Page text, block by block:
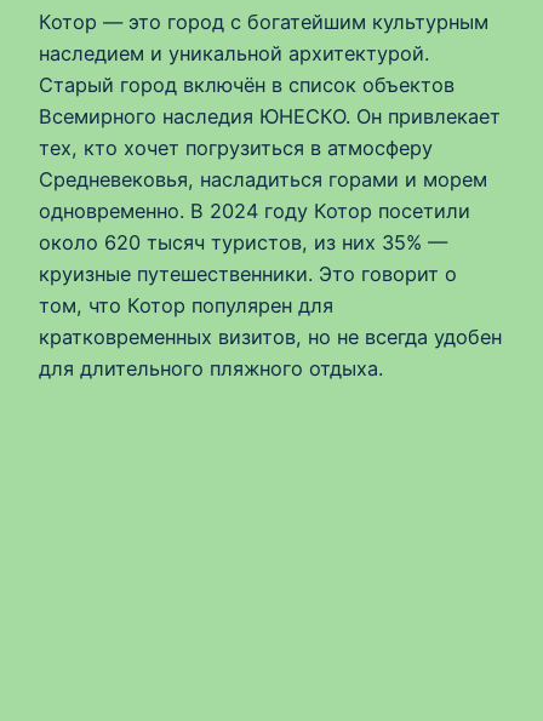
Котор — это город с богатейшим культурным
наследием и уникальной архитектурой.
Старый город включён в список объектов
Всемирного наследия ЮНЕСКО. Он привлекает
тех, кто хочет погрузиться в атмосферу
Средневековья, насладиться горами и морем
одновременно. В 2024 году Котор посетили
около 620 тысяч туристов, из них 35% —
круизные путешественники. Это говорит о
том, что Котор популярен для
кратковременных визитов, но не всегда удобен
для длительного пляжного отдыха.